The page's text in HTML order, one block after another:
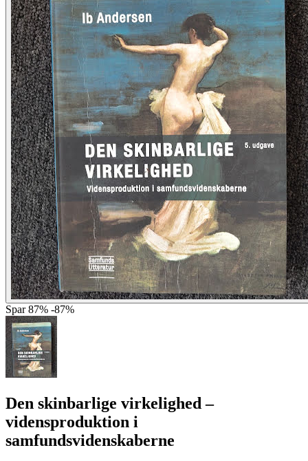
Spar 87% -87%
Den skinbarlige virkelighed–
vidensproduktion i
samfundsvidenskaberne